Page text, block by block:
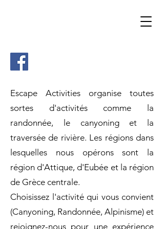
Escape Activities organise toutes
sortes d'activités comme la
randonnée, le canyoning et la
traversée de rivière. Les régions dans
lesquelles nous opérons sont la
région d'Attique, d'Eubée et la région
de Grèce centrale.
Choisissez l'activité qui vous convient
(Canyoning, Randonnée, Alpinisme) et
rejoignez-nous pour une expérience